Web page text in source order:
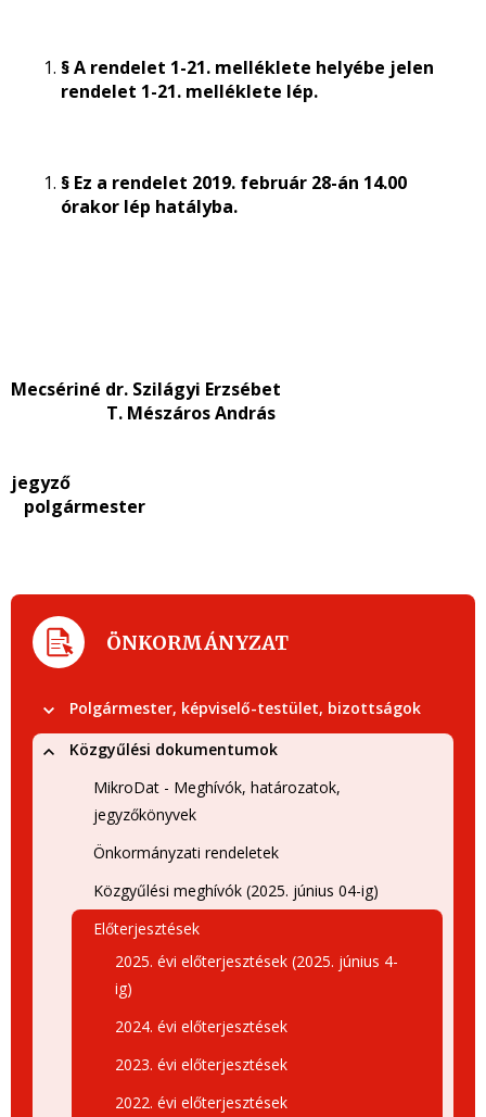
§ A rendelet 1-21. melléklete helyébe jelen
rendelet 1-21. melléklete lép.
§ Ez a rendelet 2019. február 28-án 14.00
órakor lép hatályba.
Mecsériné dr. Szilágyi Erzsébet
T. Mészáros András
jegyző
polgármester
ÖNKORMÁNYZAT
Polgármester, képviselő-testület, bizottságok
Közgyűlési dokumentumok
MikroDat - Meghívók, határozatok,
jegyzőkönyvek
Önkormányzati rendeletek
Közgyűlési meghívók (2025. június 04-ig)
Előterjesztések
2025. évi előterjesztések (2025. június 4-
ig)
2024. évi előterjesztések
2023. évi előterjesztések
2022. évi előterjesztések